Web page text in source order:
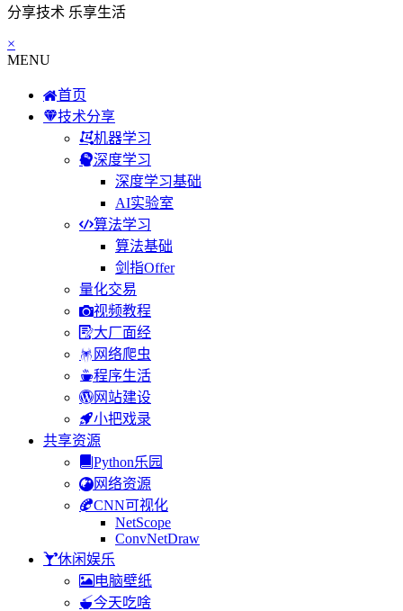
分享技术 乐享生活
×
MENU
首页
技术分享
机器学习
深度学习
深度学习基础
AI实验室
算法学习
算法基础
剑指Offer
量化交易
视频教程
大厂面经
网络爬虫
程序生活
网站建设
小把戏录
共享资源
Python乐园
网络资源
CNN可视化
NetScope
ConvNetDraw
休闲娱乐
电脑壁纸
今天吃啥